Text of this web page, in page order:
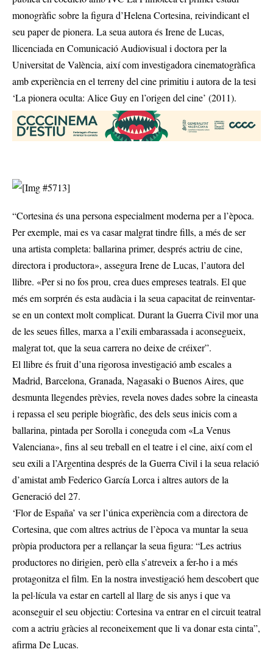
monogràfic sobre la figura d’Helena Cortesina, reivindicant el
seu paper de pionera. La seua autora és Irene de Lucas,
llicenciada en Comunicació Audiovisual i doctora per la
Universitat de València, així com investigadora cinematogràfica
amb experiència en el terreny del cine primitiu i autora de la tesi
‘La pionera oculta: Alice Guy en l’origen del cine’ (2011).
“Cortesina és una persona especialment moderna per a l’època.
Per exemple, mai es va casar malgrat tindre fills, a més de ser
una artista completa: ballarina primer, després actriu de cine,
directora i productora», assegura Irene de Lucas, l’autora del
llibre. «Per si no fos prou, crea dues empreses teatrals. El que
més em sorprén és esta audàcia i la seua capacitat de reinventar-
se en un context molt complicat. Durant la Guerra Civil mor una
de les seues filles, marxa a l’exili embarassada i aconsegueix,
malgrat tot, que la seua carrera no deixe de créixer”.
El llibre és fruit d’una rigorosa investigació amb escales a
Madrid, Barcelona, Granada, Nagasaki o Buenos Aires, que
desmunta llegendes prèvies, revela noves dades sobre la cineasta
i repassa el seu periple biogràfic, des dels seus inicis com a
ballarina, pintada per Sorolla i coneguda com «La Venus
Valenciana», fins al seu treball en el teatre i el cine, així com el
seu exili a l’Argentina després de la Guerra Civil i la seua relació
d’amistat amb Federico García Lorca i altres autors de la
Generació del 27.
‘Flor de España’ va ser l’única experiència com a directora de
Cortesina, que com altres actrius de l’època va muntar la seua
pròpia productora per a rellançar la seua figura: “Les actrius
productores no dirigien, però ella s’atreveix a fer-ho i a més
protagonitza el film. En la nostra investigació hem descobert que
la pel·lícula va estar en cartell al llarg de sis anys i que va
aconseguir el seu objectiu: Cortesina va entrar en el circuit teatral
com a actriu gràcies al reconeixement que li va donar esta cinta”,
afirma De Lucas.